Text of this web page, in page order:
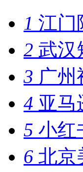
1 江门
2 武汉
3 广州
4 亚马
5 小红
6 北京